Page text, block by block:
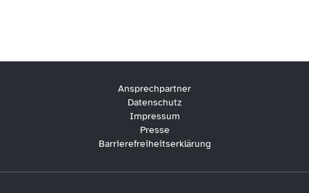
Ansprechpartner
Datenschutz
Impressum
Presse
Barrierefreiheitserklärung